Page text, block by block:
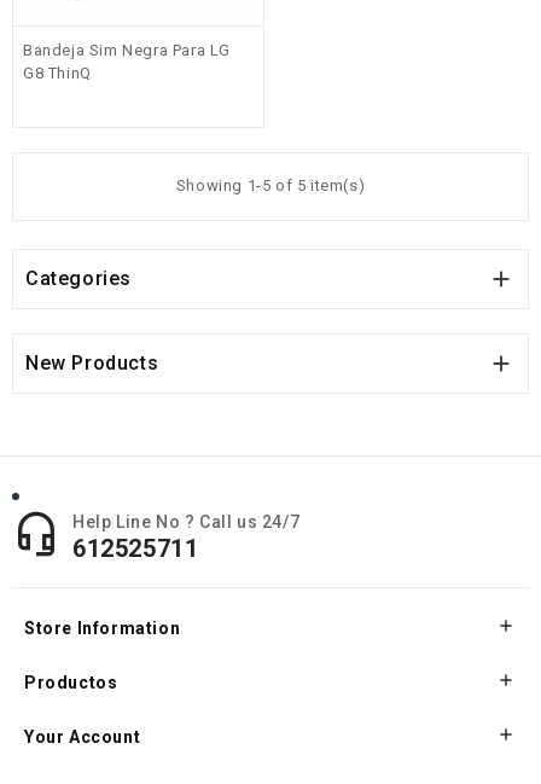
Bandeja Sim Negra Para LG
G8 ThinQ
Showing 1-5 of 5 item(s)
Categories 
New Products 
 Help Line No ? Call us 24/7
612525711
Store Information 
Productos 
Your Account 